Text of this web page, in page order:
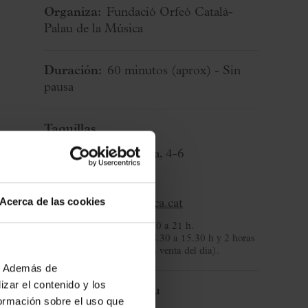
Acerca de las cookies
de
el contenido y los
sobre el uso que
Organiza: Fundació Orfeó Català-
Palau de la Música
Duración: 60 minutos (aprox) - Sin
pausa
Taquillas
C/ Palau de la Música, 4-6
08003 Barcelona
T. 932 957 207
taquilles@palaumusica.cat
: de 8.30 a 21 h.
: de 8.30 a 15.30 h y 2 horas
antes del concierto (para la venta del día).
Bienvenida al Palau